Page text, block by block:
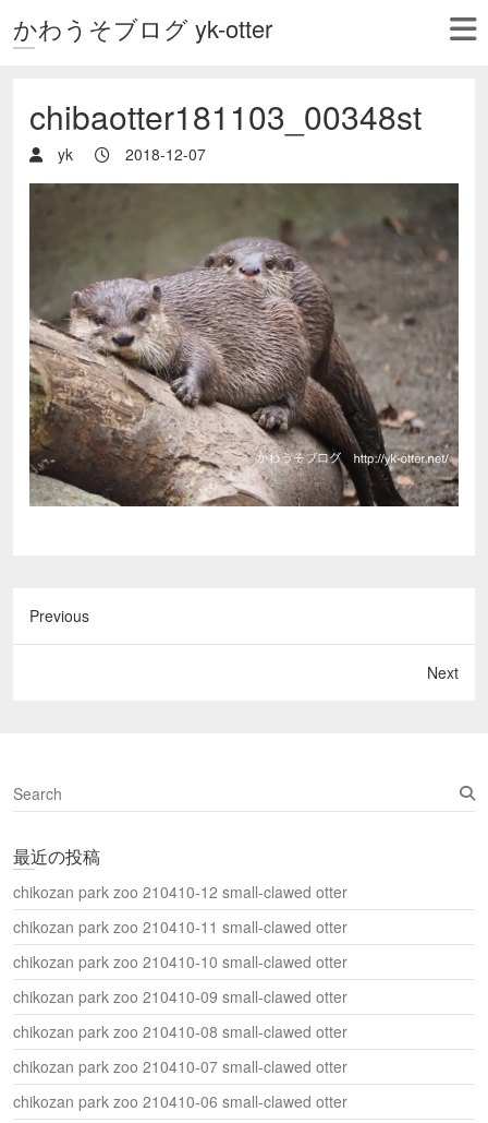
かわうそブログ yk-otter
chibaotter181103_00348st
yk 2018-12-07
Previous
Next
S
e
r
h
最近の投稿
chikozan park zoo 210410-12 small-clawed otter
chikozan park zoo 210410-11 small-clawed otter
chikozan park zoo 210410-10 small-clawed otter
chikozan park zoo 210410-09 small-clawed otter
chikozan park zoo 210410-08 small-clawed otter
chikozan park zoo 210410-07 small-clawed otter
chikozan park zoo 210410-06 small-clawed otter